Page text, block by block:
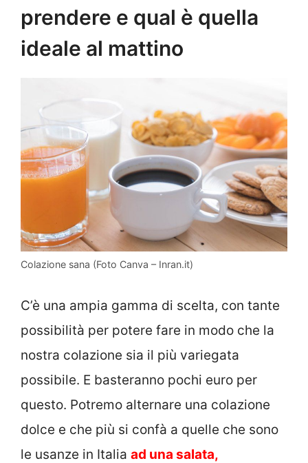
prendere e qual è quella
ideale al mattino
Colazione sana (Foto Canva – Inran.it)
C’è una ampia gamma di scelta, con tante
possibilità per potere fare in modo che la
nostra colazione sia il più variegata
possibile. E basteranno pochi euro per
questo. Potremo alternare una colazione
dolce e che più si confà a quelle che sono
le usanze in Italia ad una salata,